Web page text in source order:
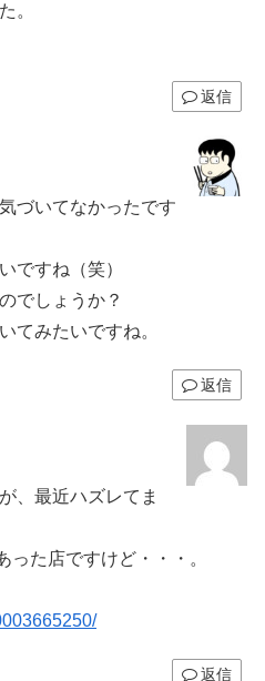
。
返信
づいてなかったです
ですね（笑）
でしょうか？
てみたいですね。
返信
、最近ハズレてま
った店ですけど・・・。
返信